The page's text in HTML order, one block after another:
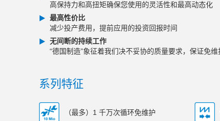
高保持力和高扭矩确保您使用的灵活性和最高动态化
最高性价比
减少投产费用，提前应用的投资回报时间
无间断的持续工作
“德国制造”象征着我们决不妥协的质量要求，保证免
系列特征
（最多）1 千万次循环免维护